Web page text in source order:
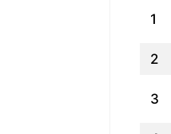
1
2
3